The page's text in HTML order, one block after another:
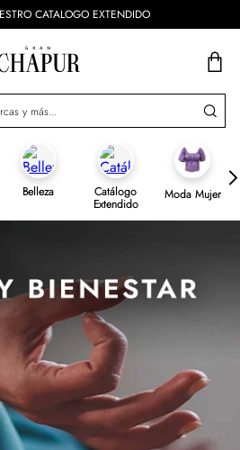
CATALOGO EXTENDIDO
y más...
Belleza Catálogo
Extendido
Moda Mujer